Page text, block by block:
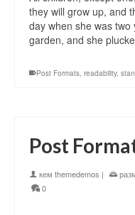
they will grow up, and
day when she was
garden, and she
Post Formats, readability,
Post
кем themedemos |
0